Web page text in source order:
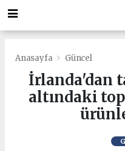
Anasayfa Güncel
İrlanda'dan
altındaki